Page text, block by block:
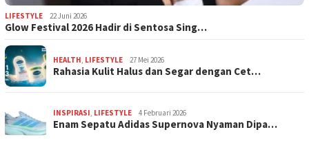
LIFESTYLE 22 Juni 2026
Glow Festival 2026 Hadir di Sentosa Sing…
HEALTH LIFESTYLE 27 Mei 2026
Rahasia Kulit Halus dan Segar dengan Cet…
INSPIRASI LIFESTYLE 4 Februari 2026
Enam Sepatu Adidas Supernova Nyaman Dipa…